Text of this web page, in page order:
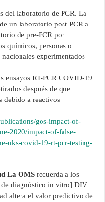
del laboratorio de PCR. La
un laboratorio post-PCR a
de pre-PCR por
químicos, personas o
experimentados
ensayos RT-PCR COVID-19
después de que
debido a reactivos
gos-impact-of-
2020/impact-of-false-
uks-covid-19-rt-pcr-testing-
La OMS recuerda a los
de diagnóstico in vitro] DIV
altera el valor predictivo de